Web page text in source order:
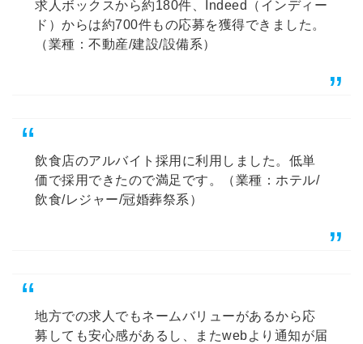
求人ボックスから約180件、Indeed（インディー
ド）からは約700件もの応募を獲得できました。
（業種：不動産/建設/設備系）
飲食店のアルバイト採用に利用しました。低単
価で採用できたので満足です。（業種：ホテル/
飲食/レジャー/冠婚葬祭系）
地方での求人でもネームバリューがあるから応
募しても安心感があるし、またwebより通知が届